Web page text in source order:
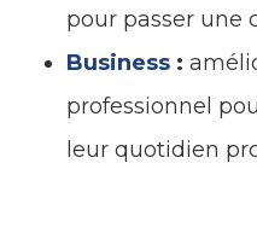
pour passer une
Business :
professionnel
leur quotidien